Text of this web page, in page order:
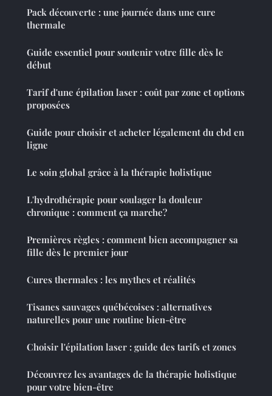
Pack découverte : une journée dans une cure
thermale
Guide essentiel pour soutenir votre fille dès le
début
Tarif d'une épilation laser : coût par zone et options
proposées
Guide pour choisir et acheter légalement du cbd en
ligne
Le soin global grâce à la thérapie holistique
L'hydrothérapie pour soulager la douleur
chronique : comment ça marche?
Premières règles : comment bien accompagner sa
fille dès le premier jour
Cures thermales : les mythes et réalités
Tisanes sauvages québécoises : alternatives
naturelles pour une routine bien-être
Choisir l'épilation laser : guide des tarifs et zones
Découvrez les avantages de la thérapie holistique
pour votre bien-être